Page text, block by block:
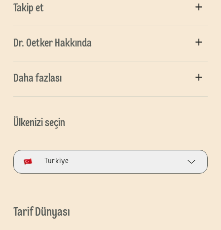
Takip et
Dr. Oetker Hakkında
Daha fazlası
Ülkenizi seçin
Turkiye
Tarif Dünyası